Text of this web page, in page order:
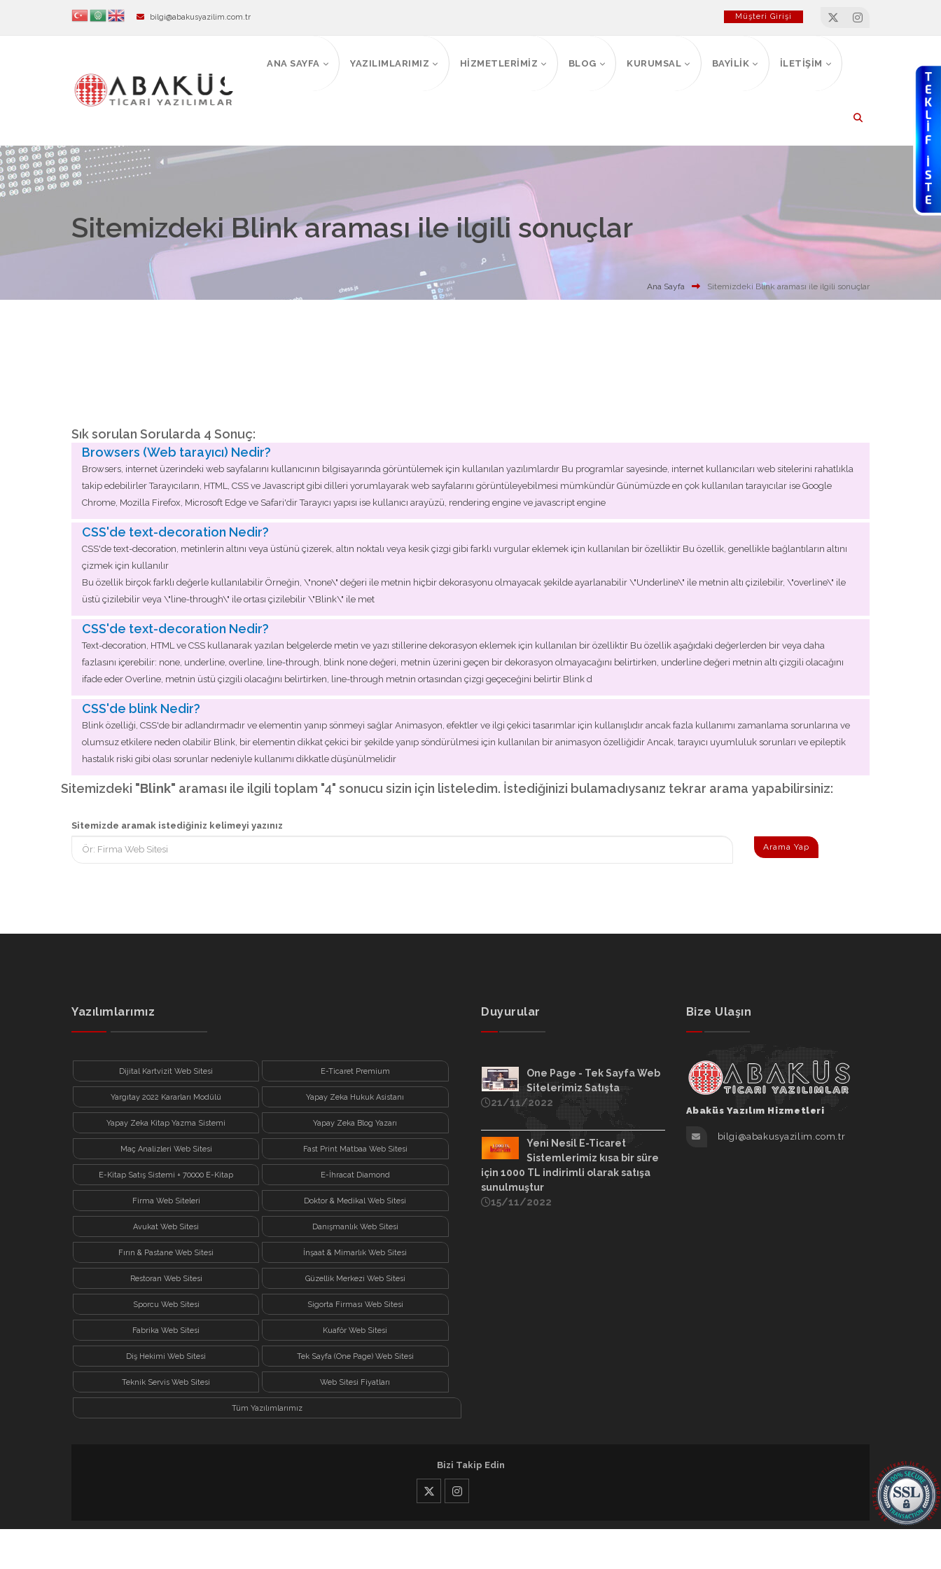
bilgi@abakusyazilim.com.tr Müşteri Girişi
ANA SAYFA YAZILIMLARIMIZ HİZMETLERİMİZ BLOG KURUMSAL BAYİLİK İLETİŞİM
Sitemizdeki Blink araması ile ilgili sonuçlar
Ana Sayfa Sitemizdeki Blink araması ile ilgili sonuçlar
Sık sorulan Sorularda 4 Sonuç:
Browsers (Web tarayıcı) Nedir?
Browsers, internet üzerindeki web sayfalarını kullanıcının bilgisayarında görüntülemek için kullanılan yazılımlardır Bu programlar sayesinde, internet kullanıcıları web sitelerini rahatlıkla
takip edebilirler Tarayıcıların, HTML, CSS ve Javascript gibi dilleri yorumlayarak web sayfalarını görüntüleyebilmesi mümkündür Günümüzde en çok kullanılan tarayıcılar ise Google
Chrome, Mozilla Firefox, Microsoft Edge ve Safari'dir Tarayıcı yapısı ise kullanıcı arayüzü, rendering engine ve javascript engine
CSS'de text-decoration Nedir?
CSS'de text-decoration, metinlerin altını veya üstünü çizerek, altın noktalı veya kesik çizgi gibi farklı vurgular eklemek için kullanılan bir özelliktir Bu özellik, genellikle bağlantıların altını
çizmek için kullanılır
Bu özellik birçok farklı değerle kullanılabilir Örneğin, \"none\" değeri ile metnin hiçbir dekorasyonu olmayacak şekilde ayarlanabilir \"Underline\" ile metnin altı çizilebilir, \"overline\" ile
üstü çizilebilir veya \"line-through\" ile ortası çizilebilir \"Blink\" ile met
CSS'de text-decoration Nedir?
Text-decoration, HTML ve CSS kullanarak yazılan belgelerde metin ve yazı stillerine dekorasyon eklemek için kullanılan bir özelliktir Bu özellik aşağıdaki değerlerden bir veya daha
fazlasını içerebilir: none, underline, overline, line-through, blink none değeri, metnin üzerini geçen bir dekorasyon olmayacağını belirtirken, underline değeri metnin altı çizgili olacağını
ifade eder Overline, metnin üstü çizgili olacağını belirtirken, line-through metnin ortasından çizgi geçeceğini belirtir Blink d
CSS'de blink Nedir?
Blink özelliği, CSS'de bir adlandırmadır ve elementin yanıp sönmeyi sağlar Animasyon, efektler ve ilgi çekici tasarımlar için kullanışlıdır ancak fazla kullanımı zamanlama sorunlarına ve
olumsuz etkilere neden olabilir Blink, bir elementin dikkat çekici bir şekilde yanıp söndürülmesi için kullanılan bir animasyon özelliğidir Ancak, tarayıcı uyumluluk sorunları ve epileptik
hastalık riski gibi olası sorunlar nedeniyle kullanımı dikkatle düşünülmelidir
Sitemizdeki "Blink" araması ile ilgili toplam "4" sonucu sizin için listeledim. İstediğinizi bulamadıysanız tekrar arama yapabilirsiniz:
Sitemizde aramak istediğiniz kelimeyi yazınız
Arama Yap
Yazılımlarımız
Dijital Kartvizit Web Sitesi E-Ticaret Premium
Yargıtay 2022 Kararları Modülü Yapay Zeka Hukuk Asistanı
Yapay Zeka Kitap Yazma Sistemi Yapay Zeka Blog Yazarı
Maç Analizleri Web Sitesi Fast Print Matbaa Web Sitesi
E-Kitap Satış Sistemi + 70000 E-Kitap E-İhracat Diamond
Firma Web Siteleri Doktor & Medikal Web Sitesi
Avukat Web Sitesi Danışmanlık Web Sitesi
Fırın & Pastane Web Sitesi İnşaat & Mimarlık Web Sitesi
Restoran Web Sitesi Güzellik Merkezi Web Sitesi
Sporcu Web Sitesi Sigorta Firması Web Sitesi
Fabrika Web Sitesi Kuaför Web Sitesi
Diş Hekimi Web Sitesi Tek Sayfa (One Page) Web Sitesi
Teknik Servis Web Sitesi Web Sitesi Fiyatları
Tüm Yazılımlarımız
Duyurular
One Page - Tek Sayfa Web
Sitelerimiz Satışta
21/11/2022
Yeni Nesil E-Ticaret
Sistemlerimiz kısa bir süre
için 1000 TL indirimli olarak satışa
sunulmuştur
15/11/2022
Bize Ulaşın
Abaküs Yazılım Hizmetleri
bilgi@abakusyazilim.com.tr
Bizi Takip Edin